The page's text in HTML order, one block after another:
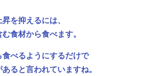
を抑えるには、
食材から食べます。
べるようにするだけで
ると言われていますね。